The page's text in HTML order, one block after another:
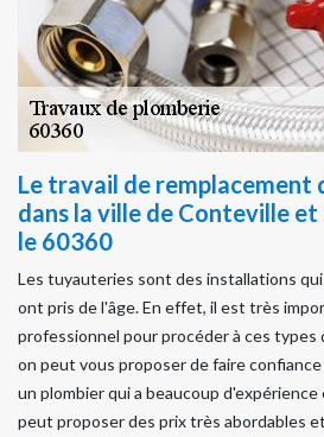
Le travail de remplacement
dans la ville de Conteville et
le 60360
Les tuyauteries sont des installations
ont pris de l'âge. En effet, il est très
professionnel pour procéder à ces types
on peut vous proposer de faire
un plombier qui a beaucoup d'expérience
peut proposer des prix très abordables